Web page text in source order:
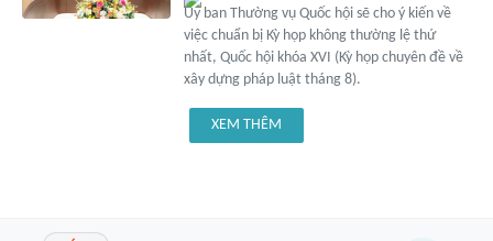
Ủy ban Thường vụ Quốc hội sẽ cho ý kiến về
việc chuẩn bị Kỳ họp không thường lệ thứ
nhất, Quốc hội khóa XVI (Kỳ họp chuyên đề về
xây dựng pháp luật tháng 8).
XEM THÊM